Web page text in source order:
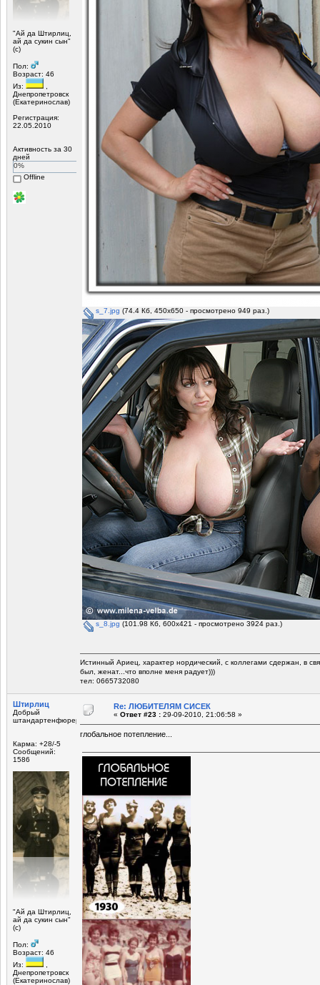
"Ай да Штирлиц,
ай да сукин сын"
(с)
Пол:
Возраст: 46
Из:
Днепропетровск
(Екатеринослав)
Регистрация:
22.05.2010
Активность за 30
дней
0%
Offline
s_7.jpg (74.4 Кб, 450x650 - просмотрено 949 раз.)
s_8.jpg (101.98 Кб, 600x421 - просмотрено 3924 раз.)
Истинный Ариец, характер нордический, с коллегами сдержан, в
был, женат...что вполне меня радует)))
тел: 0665732080
Штирлиц
Добрый
штандартенфюрер
Карма: +28/-5
Сообщений:
1586
"Ай да Штирлиц,
ай да сукин сын"
(с)
Пол:
Возраст: 46
Из:
Днепропетровск
(Екатеринослав)
Re: ЛЮБИТЕЛЯМ СИСЕК
« Ответ #23 : 29-09-2010, 21:06:58 »
глобальное потепление...